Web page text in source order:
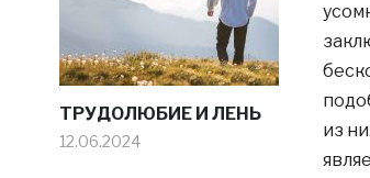
​​ТРУДОЛЮБИЕ И ЛЕНЬ
12.06.2024
из